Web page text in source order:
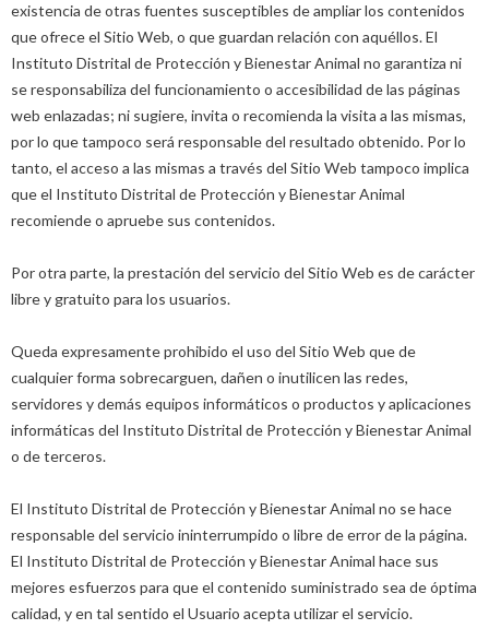
existencia de otras fuentes susceptibles de ampliar los contenidos
que ofrece el Sitio Web, o que guardan relación con aquéllos. El
Instituto Distrital de Protección y Bienestar Animal no garantiza ni
se responsabiliza del funcionamiento o accesibilidad de las páginas
web enlazadas; ni sugiere, invita o recomienda la visita a las mismas,
por lo que tampoco será responsable del resultado obtenido. Por lo
tanto, el acceso a las mismas a través del Sitio Web tampoco implica
que el Instituto Distrital de Protección y Bienestar Animal
recomiende o apruebe sus contenidos.
Por otra parte, la prestación del servicio del Sitio Web es de carácter
libre y gratuito para los usuarios.
Queda expresamente prohibido el uso del Sitio Web que de
cualquier forma sobrecarguen, dañen o inutilicen las redes,
servidores y demás equipos informáticos o productos y aplicaciones
informáticas del Instituto Distrital de Protección y Bienestar Animal
o de terceros.
El Instituto Distrital de Protección y Bienestar Animal no se hace
responsable del servicio ininterrumpido o libre de error de la página.
El Instituto Distrital de Protección y Bienestar Animal hace sus
mejores esfuerzos para que el contenido suministrado sea de óptima
calidad, y en tal sentido el Usuario acepta utilizar el servicio.